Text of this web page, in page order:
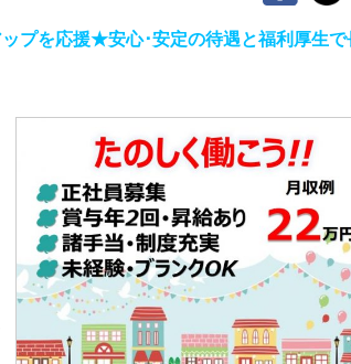
プを応援★安心･安定の待遇と福利厚生で